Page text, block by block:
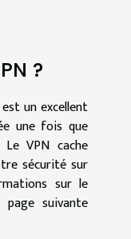
?
un excellent
une fois que
VPN cache
sécurité sur
sur le
suivante